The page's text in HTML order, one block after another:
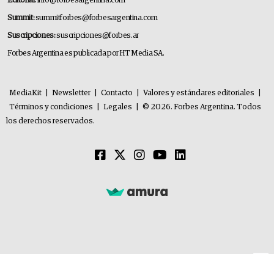
Summit:summitforbes@forbesargentina.com
Suscripciones:suscripciones@forbes.ar
Forbes Argentina es publicada por HT Media SA.
MediaKit Newsletter Contacto Valores y estándares editoriales
Términos y condiciones
Legales
© 2026. Forbes Argentina. Todos
los derechos reservados.